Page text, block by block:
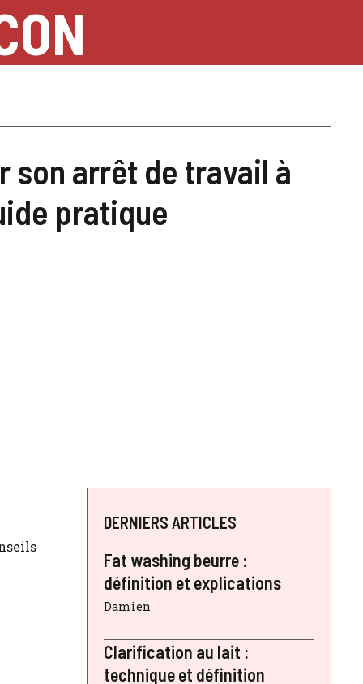
son arrêt de travail à
pratique
DERNIERS ARTICLES
Fat washing beurre :
définition et explications
Damien
Clarification au lait :
technique et définition